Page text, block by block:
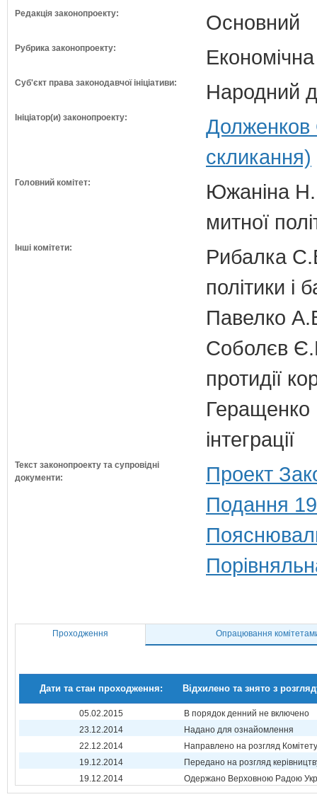
Редакція законопроекту: Основний
Рубрика законопроекту:
Суб'єкт права законодавчої ініціативи: Народний
Ініціатор(и) законопроекту:
Долженков
скликання)
Головний комітет:
Южаніна
митної
Інші комітети:
Рибалка
політики і
Павелко
Соболєв
протидії
Геращенко
інтеграції
Текст законопроекту та супровідні
документи:
Проект
Подання
Проходження Опрацювання
Дати та стан проходження: Відхилено та знято з
05.02.2015
В порядок денний не включено
23.12.2014
Надано для ознайомлення
22.12.2014
Направлено на розгляд Комітету
19.12.2014
Передано на розгляд
19.12.2014
Одержано Верховною Радою